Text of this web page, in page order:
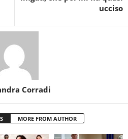
ucciso
Corradi
MORE FROM AUTHOR